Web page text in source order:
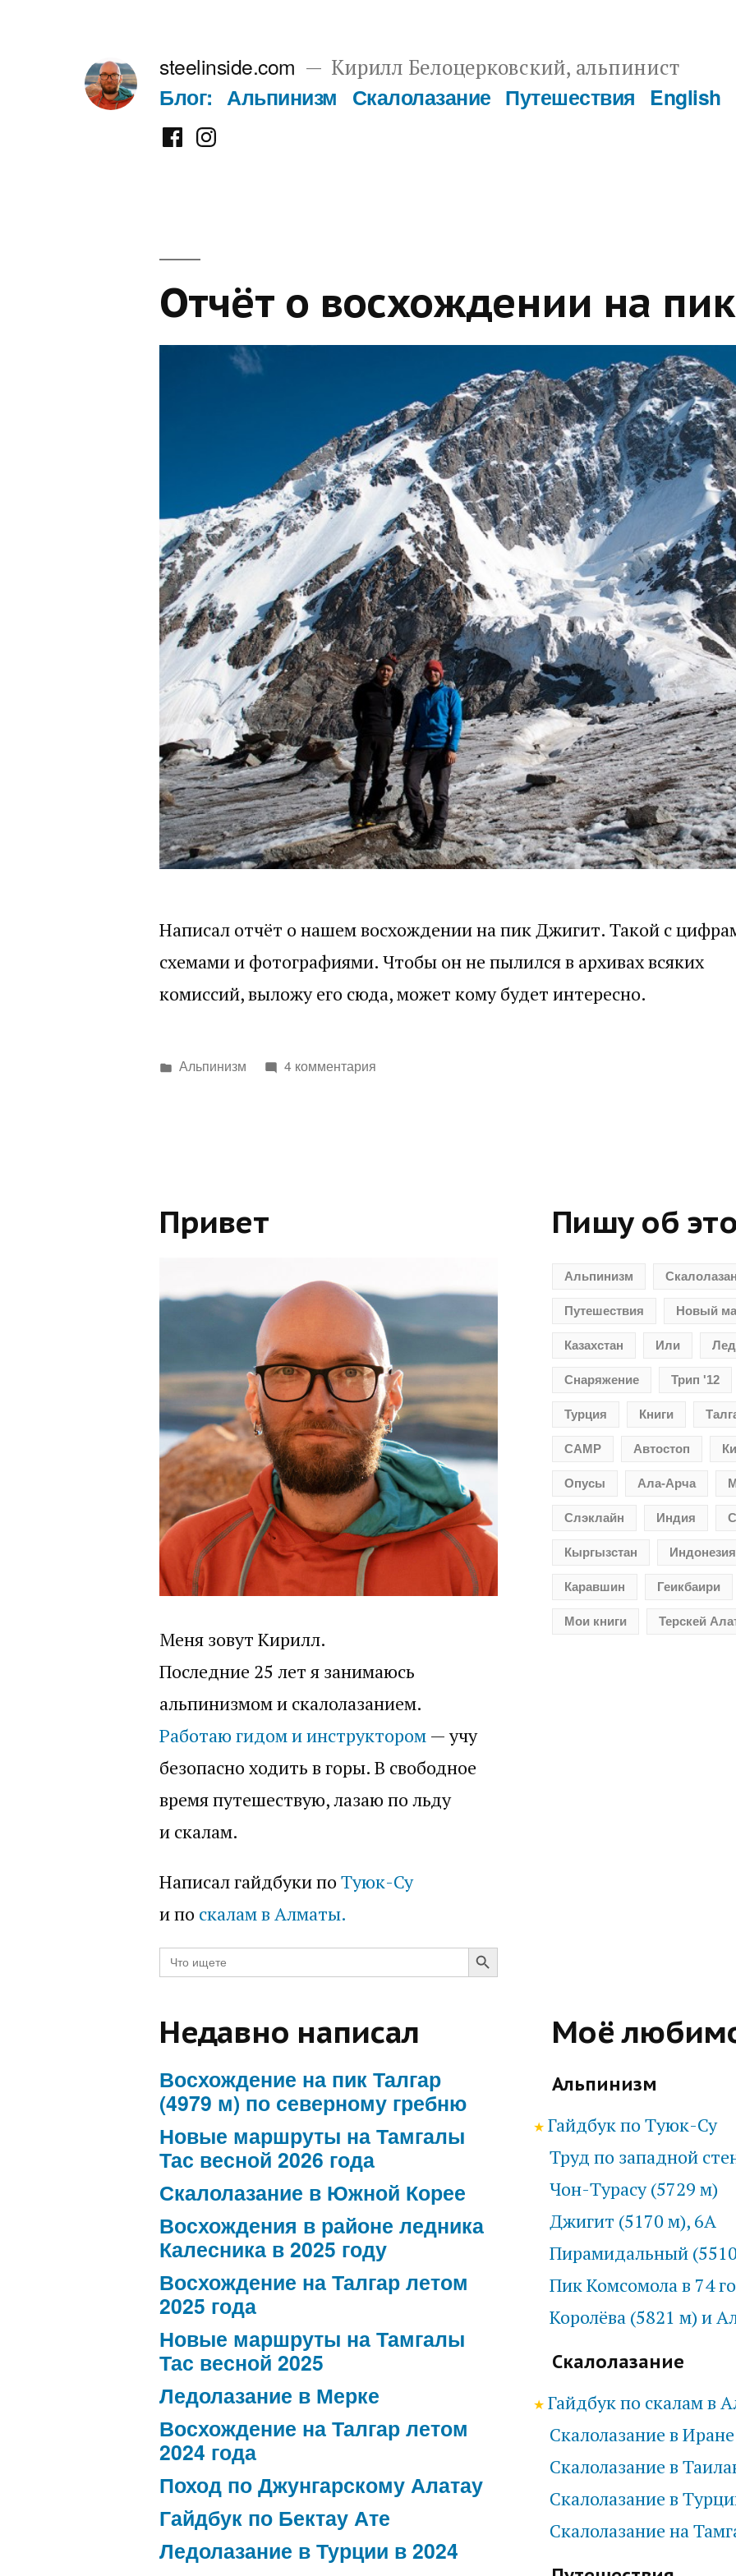
содержимому
steelinside.com Кирилл Белоцерковский, альпинист
Блог: Альпинизм Скалолазание Путешествия English
ФейсбукИнстаграм
Отчёт о восхождении на
Написал отчёт о нашем восхождении на пик Джигит. Такой с
схемами и фотографиями. Чтобы он не пылился в архивах всяких
комиссий, выложу его сюда, может кому будет интересно.
Написано
Альпинизм 4 комментария
Привет
Меня зовут Кирилл.
Последние 25 лет я занимаюсь
альпинизмом и скалолазанием.
Работаю гидом и инструктором — учу
безопасно ходить в горы. В свободное
время путешествую, лазаю по льду
и скалам.
Написал гайдбуки поТуюк-Су
и по скалам в Алматы.
Search
for:
Search Button
Пишу об
Альпинизм
Путешествия Новый
Казахстан Или
Снаряжение Трип '12
Турция Книги
CAMP Автостоп
Опусы Ала-Арча
Слэклайн Индия
Кыргызстан Индонезия
Каравшин Геикбаири
Мои книги Терскей
Недавно написал
Восхождение на пик Талгар
(4979 м) по северному гребню
Новые маршруты на Тамгалы
Тас весной 2026 года
Скалолазание в Южной Корее
Восхождения в районе ледника
Калесника в 2025 году
Восхождение на Талгар летом
2025 года
Новые маршруты на Тамгалы
Тас весной 2025
Ледолазание в Мерке
Восхождение на Талгар летом
2024 года
Поход по Джунгарскому Алатау
Гайдбук по Бектау Ате
Ледолазание в Турции в 2024
Моё
Альпинизм
Гайдбук по Туюк-Су
Труд по западной
Чон-Турасу (5729 м)
Джигит (5170 м), 6А
Пирамидальный
Пик Комсомола в 74
Королёва (5821 м) и
Скалолазание
Гайдбук по скалам в
Скалолазание в Иране
Скалолазание в
Скалолазание в
Скалолазание на